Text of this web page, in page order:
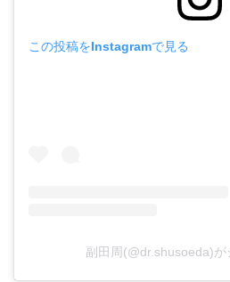
この投稿をInstagramで見る
副田周(@dr.shusoeda)が